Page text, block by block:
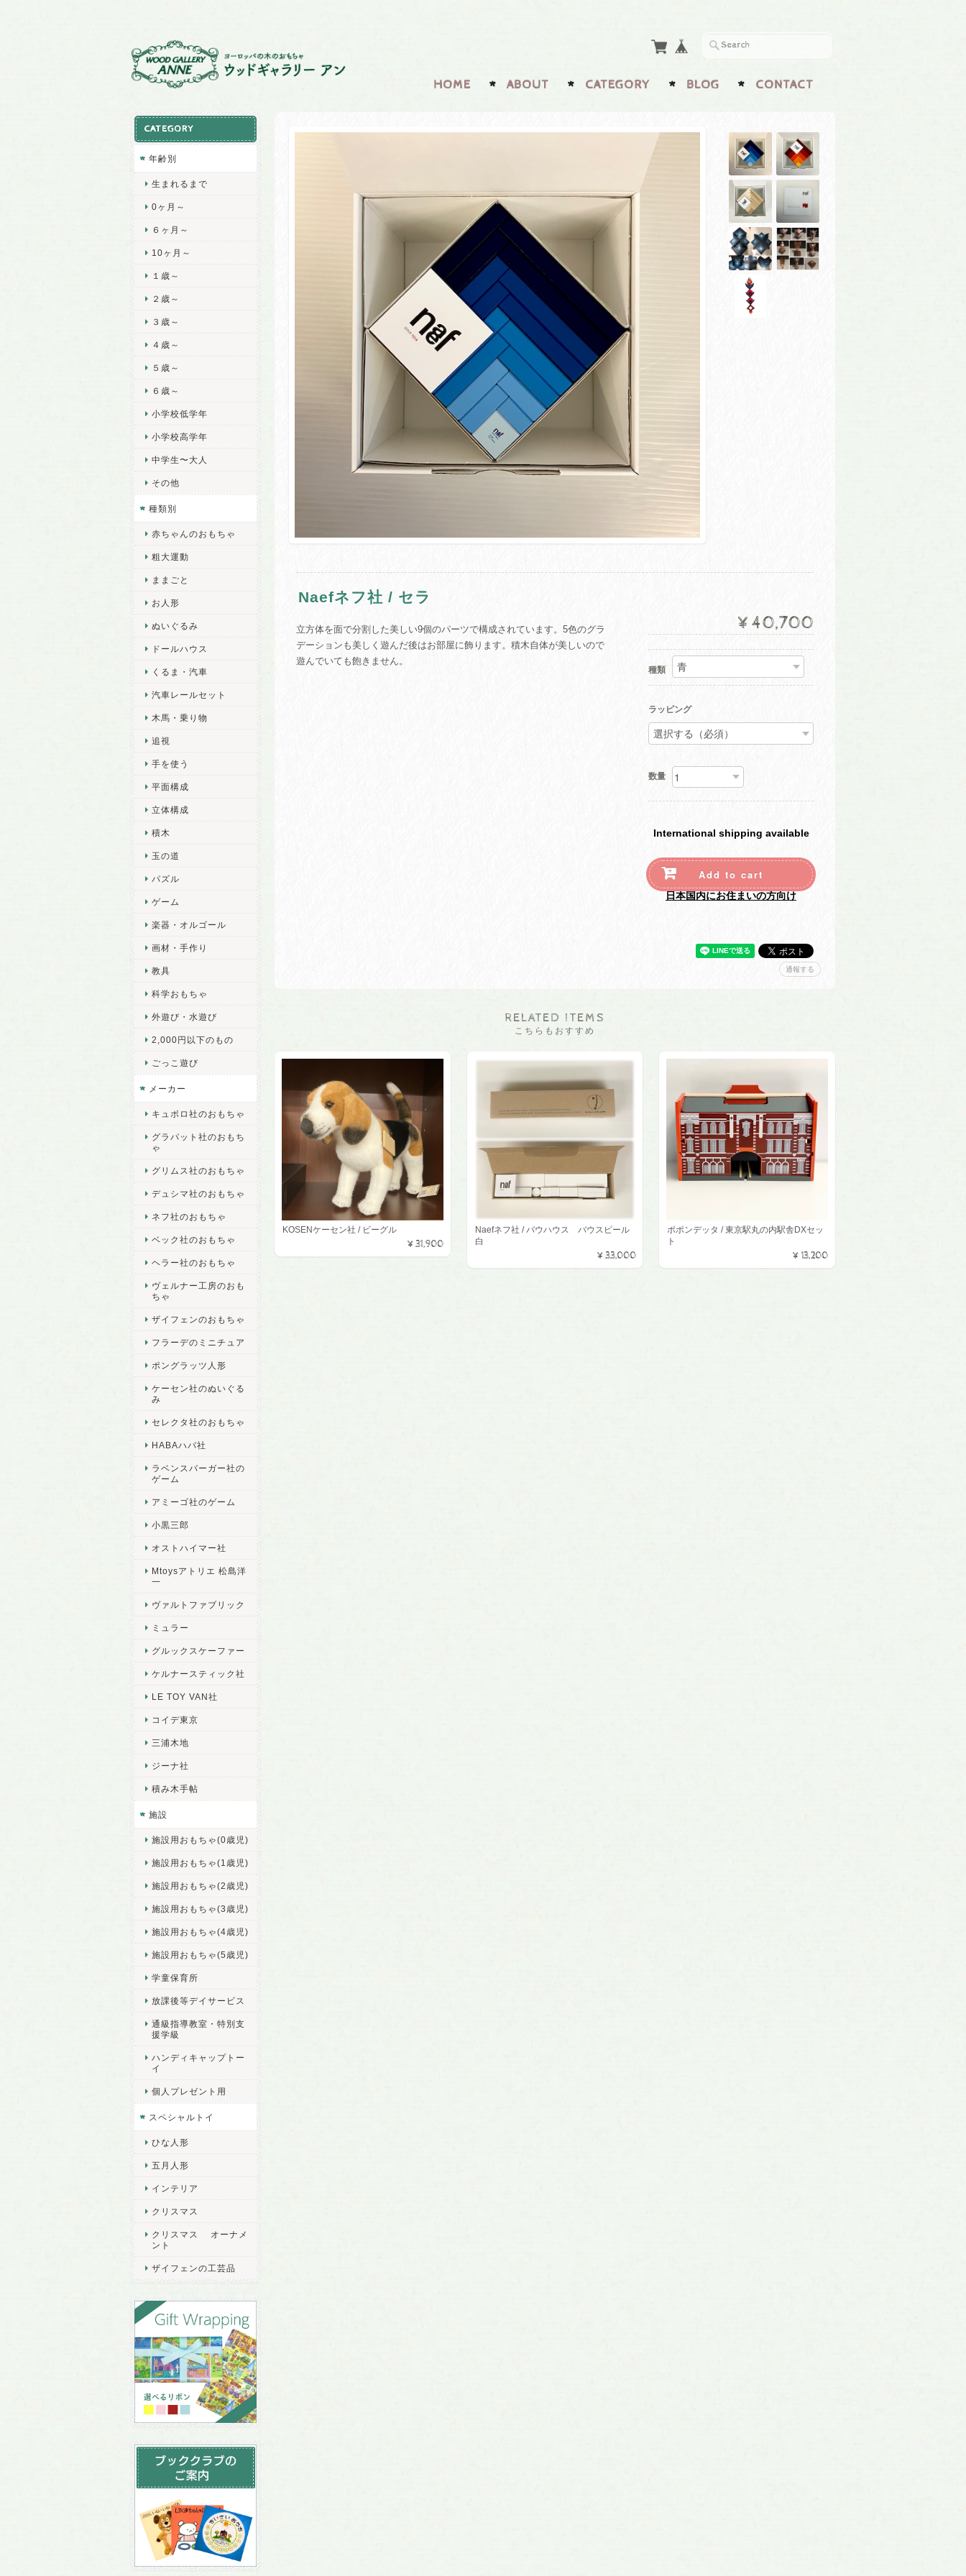
HOME ABOUT CATEGORY BLOG CONTACT
Naefネフ社 / セラ
立方体を面で分割した美しい9個のパーツで構成されています。5色のグラ
デーションも美しく遊んだ後はお部屋に飾ります。積木自体が美しいので
遊んでいても飽きません。
¥40,700
種類
ラッピング
数量
International shipping available
Add to cart
日本国内にお住まいの方向け
通報する
RELATED ITEMS
こちらもおすすめ
KOSENケーセン社 / ビーグル
¥31,900
Naefネフ社 / バウハウス バウスピール
白
¥33,000
ポポンデッタ / 東京駅丸の内駅舎DXセッ
ト
¥13,200
CATEGORY
年齢別
生まれるまで
0ヶ月～
６ヶ月～
10ヶ月～
１歳～
２歳～
３歳～
４歳～
５歳～
６歳～
小学校低学年
小学校高学年
中学生〜大人
その他
種類別
赤ちゃんのおもちゃ
粗大運動
ままごと
お人形
ぬいぐるみ
ドールハウス
くるま・汽車
汽車レールセット
木馬・乗り物
追視
手を使う
平面構成
立体構成
積木
玉の道
パズル
ゲーム
楽器・オルゴール
画材・手作り
教具
科学おもちゃ
外遊び・水遊び
2,000円以下のもの
ごっこ遊び
メーカー
キュボロ社のおもちゃ
グラパット社のおもち
ゃ
グリムス社のおもちゃ
デュシマ社のおもちゃ
ネフ社のおもちゃ
ベック社のおもちゃ
ヘラー社のおもちゃ
ヴェルナー工房のおも
ちゃ
ザイフェンのおもちゃ
フラーデのミニチュア
ポングラッツ人形
ケーセン社のぬいぐる
み
セレクタ社のおもちゃ
HABAハバ社
ラベンスバーガー社の
ゲーム
アミーゴ社のゲーム
小黒三郎
オストハイマー社
Mtoysアトリエ 松島洋
一
ヴァルトファブリック
ミュラー
グルックスケーファー
ケルナースティック社
LE TOY VAN社
コイデ東京
三浦木地
ジーナ社
積み木手帖
施設
施設用おもちゃ(0歳児)
施設用おもちゃ(1歳児)
施設用おもちゃ(2歳児)
施設用おもちゃ(3歳児)
施設用おもちゃ(4歳児)
施設用おもちゃ(5歳児)
学童保育所
放課後等デイサービス
通級指導教室・特別支
援学級
ハンディキャップトー
イ
個人プレゼント用
スペシャルトイ
ひな人形
五月人形
インテリア
クリスマス
クリスマス オーナメ
ント
ザイフェンの工芸品